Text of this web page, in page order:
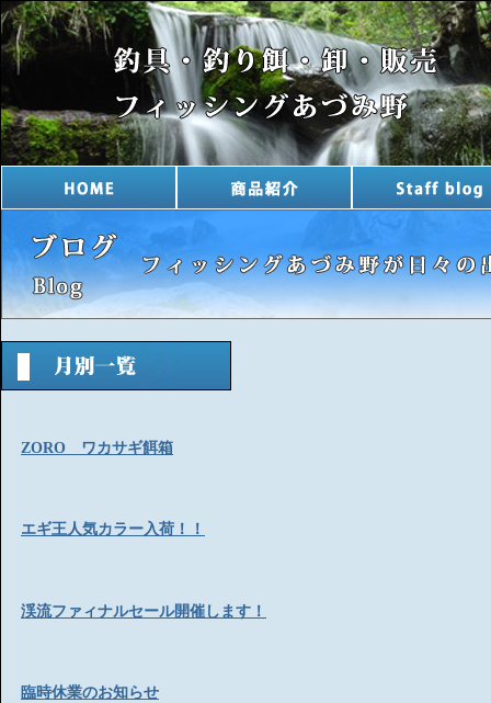
ZORO ワカサギ餌箱
エギ王人気カラー入荷！！
渓流ファィナルセール開催します！
臨時休業のお知らせ